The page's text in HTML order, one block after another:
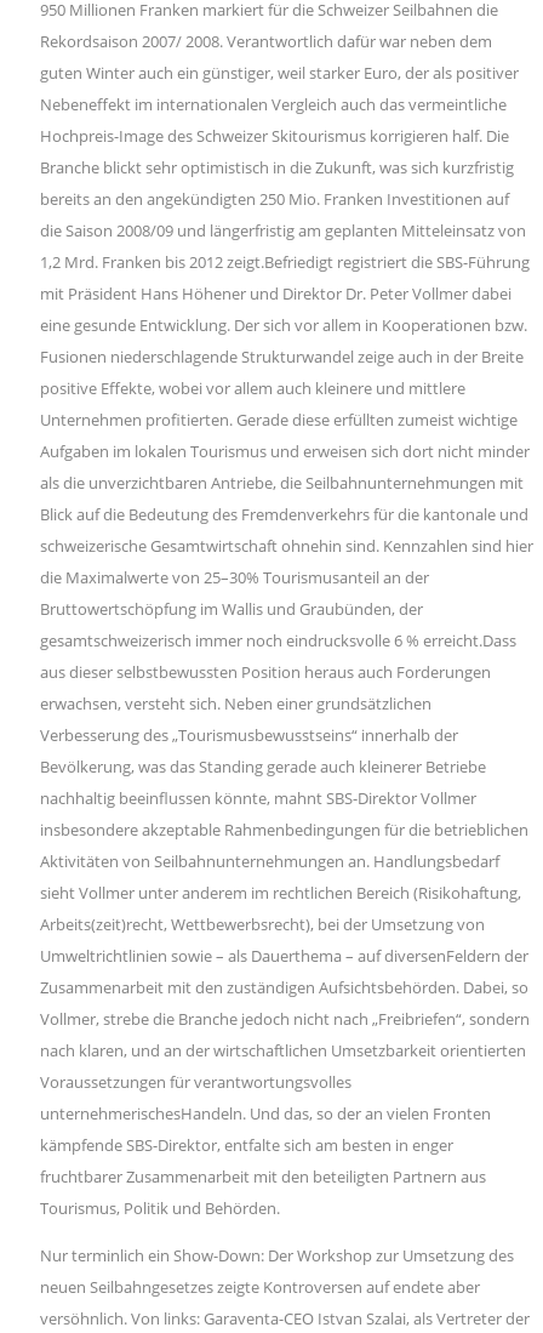
950 Millionen Franken markiert für die Schweizer Seilbahnen die
Rekordsaison 2007/ 2008. Verantwortlich dafür war neben dem
guten Winter auch ein günstiger, weil starker Euro, der als positiver
Nebeneffekt im internationalen Vergleich auch das vermeintliche
Hochpreis-Image des Schweizer Skitourismus korrigieren half. Die
Branche blickt sehr optimistisch in die Zukunft, was sich kurzfristig
bereits an den angekündigten 250 Mio. Franken Investitionen auf
die Saison 2008/09 und längerfristig am geplanten Mitteleinsatz von
1,2 Mrd. Franken bis 2012 zeigt.Befriedigt registriert die SBS-Führung
mit Präsident Hans Höhener und Direktor Dr. Peter Vollmer dabei
eine gesunde Entwicklung. Der sich vor allem in Kooperationen bzw.
Fusionen niederschlagende Strukturwandel zeige auch in der Breite
positive Effekte, wobei vor allem auch kleinere und mittlere
Unternehmen profitierten. Gerade diese erfüllten zumeist wichtige
Aufgaben im lokalen Tourismus und erweisen sich dort nicht minder
als die unverzichtbaren Antriebe, die Seilbahnunternehmungen mit
Blick auf die Bedeutung des Fremdenverkehrs für die kantonale und
schweizerische Gesamtwirtschaft ohnehin sind. Kennzahlen sind hier
die Maximalwerte von 25–30% Tourismusanteil an der
Bruttowertschöpfung im Wallis und Graubünden, der
gesamtschweizerisch immer noch eindrucksvolle 6 % erreicht.Dass
aus dieser selbstbewussten Position heraus auch Forderungen
erwachsen, versteht sich. Neben einer grundsätzlichen
Verbesserung des „Tourismusbewusstseins“ innerhalb der
Bevölkerung, was das Standing gerade auch kleinerer Betriebe
nachhaltig beeinflussen könnte, mahnt SBS-Direktor Vollmer
insbesondere akzeptable Rahmenbedingungen für die betrieblichen
Aktivitäten von Seilbahnunternehmungen an. Handlungsbedarf
sieht Vollmer unter anderem im rechtlichen Bereich (Risikohaftung,
Arbeits(zeit)recht, Wettbewerbsrecht), bei der Umsetzung von
Umweltrichtlinien sowie – als Dauerthema – auf diversenFeldern der
Zusammenarbeit mit den zuständigen Aufsichtsbehörden. Dabei, so
Vollmer, strebe die Branche jedoch nicht nach „Freibriefen“, sondern
nach klaren, und an der wirtschaftlichen Umsetzbarkeit orientierten
Voraussetzungen für verantwortungsvolles
unternehmerischesHandeln. Und das, so der an vielen Fronten
kämpfende SBS-Direktor, entfalte sich am besten in enger
fruchtbarer Zusammenarbeit mit den beteiligten Partnern aus
Tourismus, Politik und Behörden.
Nur terminlich ein Show-Down: Der Workshop zur Umsetzung des
neuen Seilbahngesetzes zeigte Kontroversen auf endete aber
versöhnlich. Von links: Garaventa-CEO Istvan Szalai, als Vertreter der